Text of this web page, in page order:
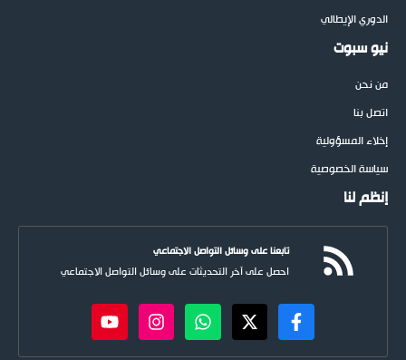
الدوري الإيطالي
نيو سبوت
من نحن
اتصل بنا
إخلاء المسؤولية
سياسة الخصوصية
إنظم لنا
تابعنا على وسائل التواصل الاجتماعي
احصل على آخر التحديثات على وسائل التواصل الاجتماعي